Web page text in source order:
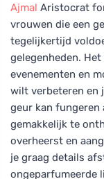
Ajmal Aristocrat
vrouwen die een
tegelijkertijd
gelegenheden.
evenementen en
wilt verbeteren en
geur kan fungeren
gemakkelijk te
overheerst en
je graag details
ongeparfumeerde